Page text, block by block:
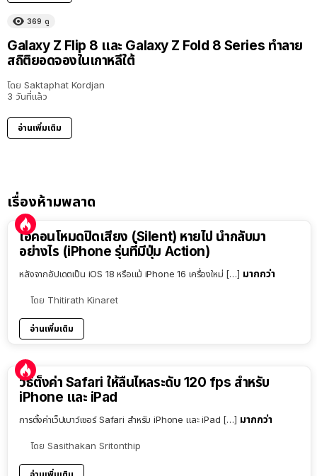
369 ดู
Galaxy Z Flip 8 และ Galaxy Z Fold 8 Series ทำลาย
สถิติยอดจองในเกาหลีใต้
โดย Saktaphat Kordjan
3 วันที่แล้ว
อ่านเพิ่มเติม
เรื่องห้ามพลาด
ไอคอนโหมดปิดเสียง (Silent) หายไป นำกลับมา
อย่างไร (iPhone รุ่นที่มีปุ่ม Action)
หลังจากอัปเดตเป็น iOS 18 หรือแม้ iPhone 16 เครื่องใหม่ […] มากกว่า
โดย Thitirath Kinaret
อ่านเพิ่มเติม
วิธีตั้งค่า Safari ให้ลื่นไหลระดับ 120 fps สำหรับ
iPhone และ iPad
การตั้งค่าเว็ปเบาว์เซอร์ Safari สำหรับ iPhone และ iPad […] มากกว่า
โดย Sasithakan Sritonthip